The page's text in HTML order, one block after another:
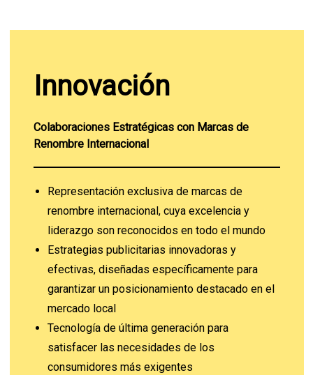
Innovación
Colaboraciones Estratégicas con Marcas de
Renombre Internacional
Representación exclusiva de marcas de
renombre internacional, cuya excelencia y
liderazgo son reconocidos en todo el mundo
Estrategias publicitarias innovadoras y
efectivas, diseñadas específicamente para
garantizar un posicionamiento destacado en el
mercado local
Tecnología de última generación para
satisfacer las necesidades de los
consumidores más exigentes